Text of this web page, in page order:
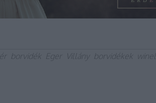
borvidék Eger Villány borvidékek